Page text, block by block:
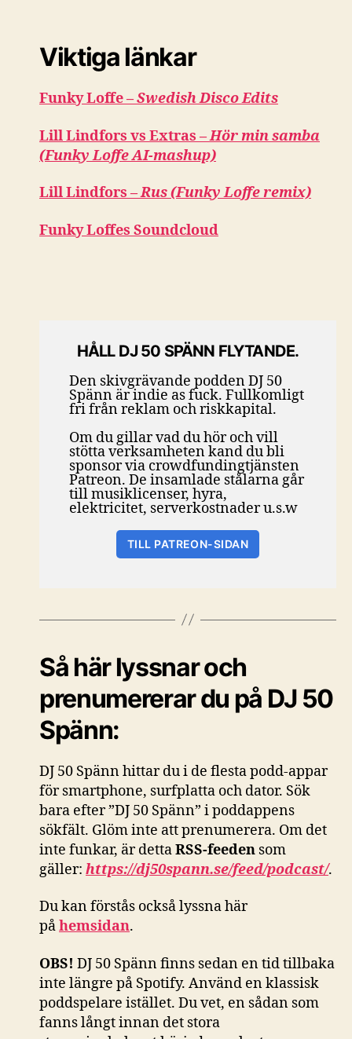
Viktiga länkar
Funky Loffe –Swedish Disco Edits
Lill Lindfors vs Extras –Hör min samba
(Funky Loffe AI-mashup)
Lill Lindfors –Rus (Funky Loffe remix)
Funky Loffes Soundcloud
HÅLL DJ 50 SPÄNN FLYTANDE.
Den skivgrävande podden DJ 50
Spänn är indie as fuck. Fullkomligt
fri från reklam och riskkapital.
Om du gillar vad du hör och vill
stötta verksamheten kand du bli
sponsor via crowdfundingtjänsten
Patreon. De insamlade stålarna går
till musiklicenser, hyra,
elektricitet, serverkostnader u.s.w
TILL PATREON-SIDAN
Så här lyssnar och
prenumererar du på DJ 50
Spänn:
DJ 50 Spänn hittar du i de flesta podd-appar
för smartphone, surfplatta och dator. Sök
bara efter ”DJ 50 Spänn” i poddappens
sökfält. Glöm inte att prenumerera. Om det
inte funkar, är dettaRSS-feeden som
gäller: https://dj50spann.se/feed/podcast/.
Du kan förstås ocksålyssna här
påhemsidan.
OBS! DJ 50 Spänn finns sedan en tid tillbaka
inte längre på Spotify. Använd en klassisk
poddspelare istället. Du vet, en sådan som
fanns långt innan det stora